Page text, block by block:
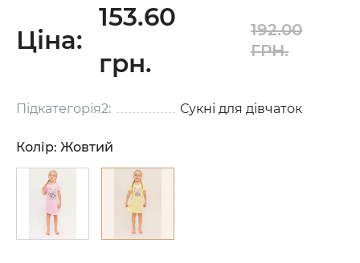
Ціна:
153.60
грн.
192.00
ГРН.
Підкатегорія2: Сукні для дівчаток
Колір: Жовтий